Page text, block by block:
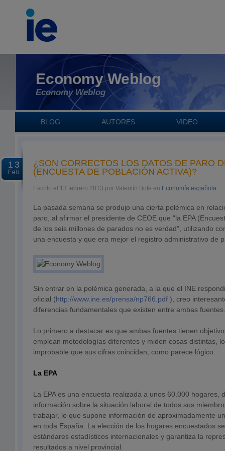
Economy Weblog
Economy Weblog
BLOG AUTORES VIDEO
13
Feb
¿SON CORRECTOS LOS DATOS DE PARO
(ENCUESTA DE POBLACIÓN ACTIVA)?
Escrito el 13 febrero 2013 por Valentín Bote en Economía española
La pasada semana se produjo una cierta polémica en
paro, al afirmar el presidente de CEOE que “la EPA
de los seis millones de parados no es verdad”, utilizando
una encuesta y que era mejor el registro administrativo de
Sin entrar en la polémica generada, a la que el INE
oficial (http://www.ine.es/prensa/np766.pdf ), creo
diferencias fundamentales que existen entre ambas fuentes.
Lo primero a destacar es que ambas fuentes tienen
emplean metodologías diferentes y miden cosas distintas,
improbable que sus cifras coincidan, como parece lógico.
La EPA
La EPA es una encuesta realizada a unos 60.000 hogares,
información sobre la situación laboral de todos sus
trabajar, lo que supone información de aproximadamente
en toda España. La elección de los hogares encuestados
estándares estadísticos internacionales y garantiza la
resultados a nivel provincial.